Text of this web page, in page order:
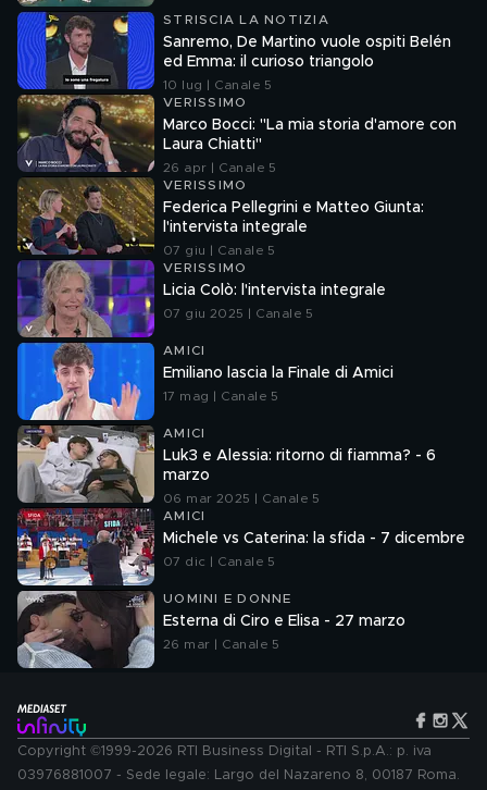
STRISCIA LA NOTIZIA
Sanremo, De Martino vuole ospiti Belén
ed Emma: il curioso triangolo
10 lug | Canale 5
VERISSIMO
Marco Bocci: "La mia storia d'amore con
Laura Chiatti"
26 apr | Canale 5
VERISSIMO
Federica Pellegrini e Matteo Giunta:
l'intervista integrale
07 giu | Canale 5
VERISSIMO
Licia Colò: l'intervista integrale
07 giu 2025 | Canale 5
AMICI
Emiliano lascia la Finale di Amici
17 mag | Canale 5
AMICI
Luk3 e Alessia: ritorno di fiamma? - 6
marzo
06 mar 2025 | Canale 5
AMICI
Michele vs Caterina: la sfida - 7 dicembre
07 dic | Canale 5
UOMINI E DONNE
Esterna di Ciro e Elisa - 27 marzo
26 mar | Canale 5
Copyright ©1999-2026 RTI Business Digital - RTI S.p.A.: p. iva
03976881007 - Sede legale: Largo del Nazareno 8, 00187 Roma.